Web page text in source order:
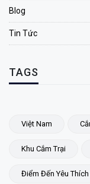
Blog
Tin Tức
TAGS
Việt Nam
Khu Cắm Trại
Điểm Đến Yêu Thích